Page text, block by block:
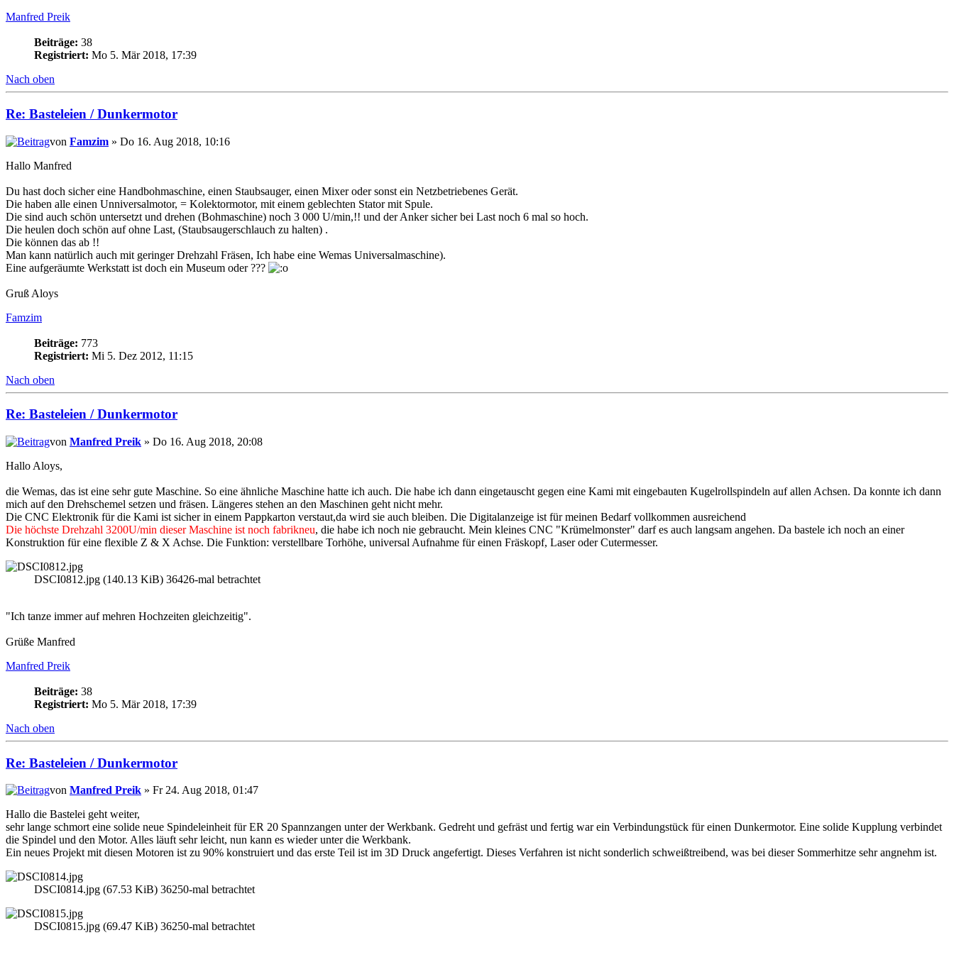
Manfred Preik
Beiträge: 38
Registriert: Mo 5. Mär 2018, 17:39
Nach oben
Re: Basteleien / Dunkermotor
von Famzim » Do 16. Aug 2018, 10:16
Hallo Manfred
Du hast doch sicher eine Handbohmaschine, einen Staubsauger, einen Mixer oder sonst ein Netzbetriebenes Gerät.
Die haben alle einen Unniversalmotor, = Kolektormotor, mit einem geblechten Stator mit Spule.
Die sind auch schön untersetzt und drehen (Bohmaschine) noch 3 000 U/min,!! und der Anker sicher bei Last noch 6 mal so hoch.
Die heulen doch schön auf ohne Last, (Staubsaugerschlauch zu halten) .
Die können das ab !!
Man kann natürlich auch mit geringer Drehzahl Fräsen, Ich habe eine Wemas Universalmaschine).
Eine aufgeräumte Werkstatt ist doch ein Museum oder ???
Gruß Aloys
Famzim
Beiträge: 773
Registriert: Mi 5. Dez 2012, 11:15
Nach oben
Re: Basteleien / Dunkermotor
von Manfred Preik » Do 16. Aug 2018, 20:08
Hallo Aloys,
die Wemas, das ist eine sehr gute Maschine. So eine ähnliche Maschine hatte ich auch. Die habe ich dann eingetauscht gegen eine Kami mit eingebauten Kugelrollspindeln auf allen Achsen. Da konnte ich dann
mich auf den Drehschemel setzen und fräsen. Längeres stehen an den Maschinen geht nicht mehr.
Die CNC Elektronik für die Kami ist sicher in einem Pappkarton verstaut,da wird sie auch bleiben. Die Digitalanzeige ist für meinen Bedarf vollkommen ausreichend
Die höchste Drehzahl 3200U/min dieser Maschine ist noch fabrikneu, die habe ich noch nie gebraucht. Mein kleines CNC "Krümelmonster" darf es auch langsam angehen. Da bastele ich noch an einer
Konstruktion für eine flexible Z & X Achse. Die Funktion: verstellbare Torhöhe, universal Aufnahme für einen Fräskopf, Laser oder Cutermesser.
DSCI0812.jpg (140.13 KiB) 36426-mal betrachtet
"Ich tanze immer auf mehren Hochzeiten gleichzeitig".
Grüße Manfred
Manfred Preik
Beiträge: 38
Registriert: Mo 5. Mär 2018, 17:39
Nach oben
Re: Basteleien / Dunkermotor
von Manfred Preik » Fr 24. Aug 2018, 01:47
Hallo die Bastelei geht weiter,
sehr lange schmort eine solide neue Spindeleinheit für ER 20 Spannzangen unter der Werkbank. Gedreht und gefräst und fertig war ein Verbindungstück für einen Dunkermotor. Eine solide Kupplung verbindet
die Spindel und den Motor. Alles läuft sehr leicht, nun kann es wieder unter die Werkbank.
Ein neues Projekt mit diesen Motoren ist zu 90% konstruiert und das erste Teil ist im 3D Druck angefertigt. Dieses Verfahren ist nicht sonderlich schweißtreibend, was bei dieser Sommerhitze sehr angnehm ist.
DSCI0814.jpg (67.53 KiB) 36250-mal betrachtet
DSCI0815.jpg (69.47 KiB) 36250-mal betrachtet